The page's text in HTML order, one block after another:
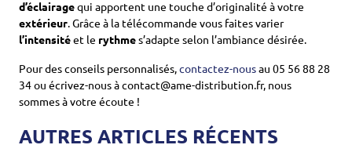
d’éclairagequi apportent une touche d’originalité à votre
extérieur. Grâce à la télécommande vous faites varier
l’intensitéet le rythmes’adapte selon l’ambiance désirée.
Pour des conseils personnalisés,contactez-nousau 05 56 88 28
34 ou écrivez-nous à contact@ame-distribution.fr, nous
sommes à votre écoute !
AUTRES ARTICLES RÉCENTS